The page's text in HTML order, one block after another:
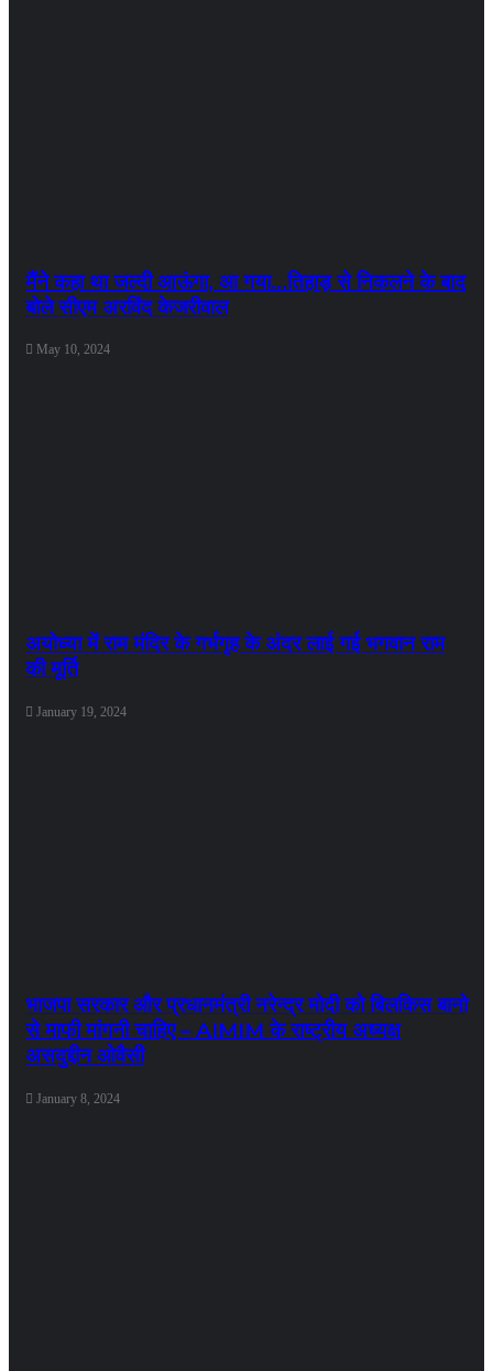
मैंने कहा था जल्दी आऊंगा, आ गया…तिहाड़ से निकलने के बाद
बोले सीएम अरविंद केजरीवाल
May 10, 2024
अयोध्या में राम मंदिर के गर्भगृह के अंदर लाई गई भगवान राम
की मूर्ति
January 19, 2024
भाजपा सरकार और प्रधानमंत्री नरेन्द्र मोदी को बिलकिस बानो
से माफी मांगनी चाहिए – AIMIM के राष्ट्रीय अध्यक्ष
असदुद्दीन ओवैसी
January 8, 2024